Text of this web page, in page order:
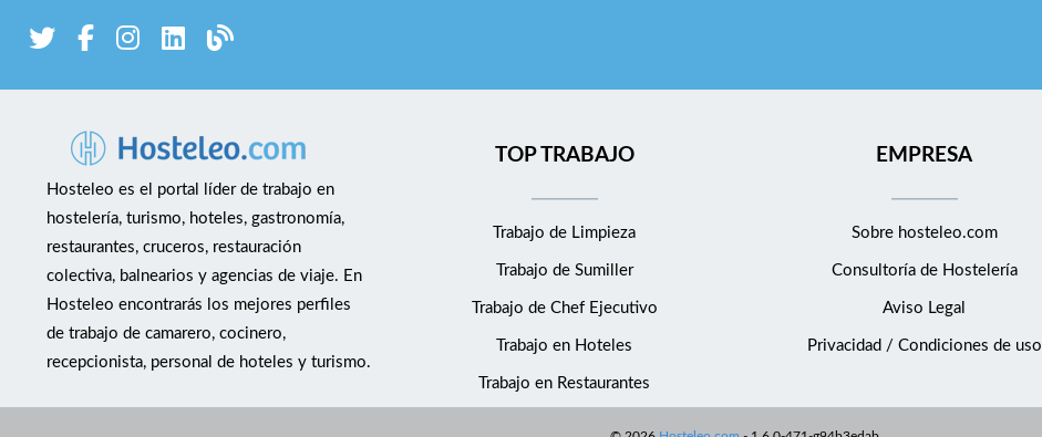
Hosteleo es el portal líder de trabajo en
hostelería, turismo, hoteles, gastronomía,
restaurantes, cruceros, restauración
colectiva, balnearios y agencias de viaje. En
Hosteleo encontrarás los mejores perfiles
de trabajo de camarero, cocinero,
recepcionista, personal de hoteles y turismo.
TOP TRABAJO
Trabajo de Limpieza
Trabajo de Sumiller
Trabajo de Chef Ejecutivo
Trabajo en Hoteles
Trabajo en Restaurantes
EMPRESA
Sobre hosteleo.com
Consultoría de Hostelería
Aviso Legal
Privacidad / Condiciones de uso